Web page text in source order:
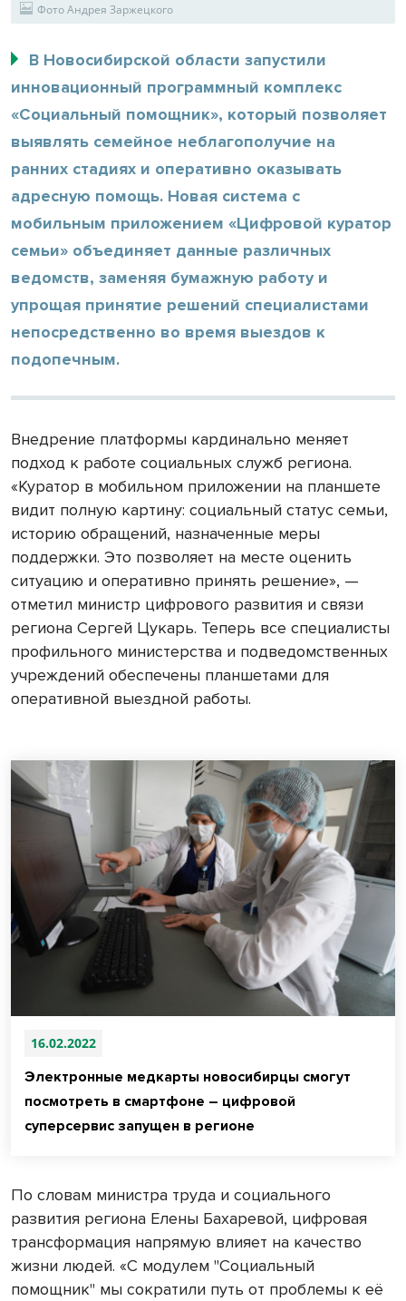
Фото Андрея Заржецкого
В Новосибирской области запустили
инновационный программный комплекс
«Социальный помощник», который позволяет
выявлять семейное неблагополучие на
ранних стадиях и оперативно оказывать
адресную помощь. Новая система с
мобильным приложением «Цифровой куратор
семьи» объединяет данные различных
ведомств, заменяя бумажную работу и
упрощая принятие решений специалистами
непосредственно во время выездов к
подопечным.
Внедрение платформы кардинально меняет
подход к работе социальных служб региона.
«Куратор в мобильном приложении на планшете
видит полную картину: социальный статус семьи,
историю обращений, назначенные меры
поддержки. Это позволяет на месте оценить
ситуацию и оперативно принять решение», —
отметил министр цифрового развития и связи
региона Сергей Цукарь. Теперь все специалисты
профильного министерства и подведомственных
учреждений обеспечены планшетами для
оперативной выездной работы.
16.02.2022
Электронные медкарты новосибирцы смогут
посмотреть в смартфоне – цифровой
суперсервис запущен в регионе
По словам министра труда и социального
развития региона Елены Бахаревой, цифровая
трансформация напрямую влияет на качество
жизни людей. «С модулем "Социальный
помощник" мы сократили путь от проблемы к её